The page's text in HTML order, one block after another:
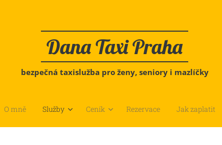
Dana Taxi Praha
bezpečná taxislužba pro ženy, seniory i mazlíčky
O mně Služby Ceník Rezervace Jak zaplatit